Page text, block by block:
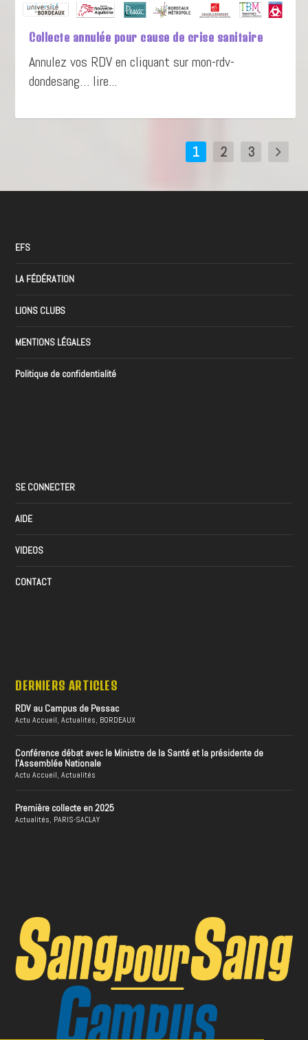
Collecte annulée pour cause de crise sanitaire
Annulez vos RDV en cliquant sur mon-rdv-
dondesang… lire...
1 2 3
EFS
LA FÉDÉRATION
LIONS CLUBS
MENTIONS LÉGALES
Politique de confidentialité
SE CONNECTER
AIDE
VIDEOS
CONTACT
DERNIERS ARTICLES
RDV au Campus de Pessac
Actu Accueil,Actualités, BORDEAUX
Conférence débat avec le Ministre de la Santé et la présidente de
l’Assemblée Nationale
Actu Accueil,Actualités
Première collecte en 2025
Actualités, PARIS-SACLAY